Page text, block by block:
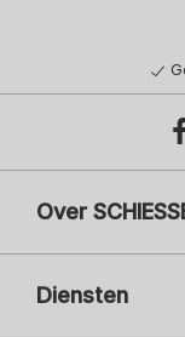
Over
Diensten